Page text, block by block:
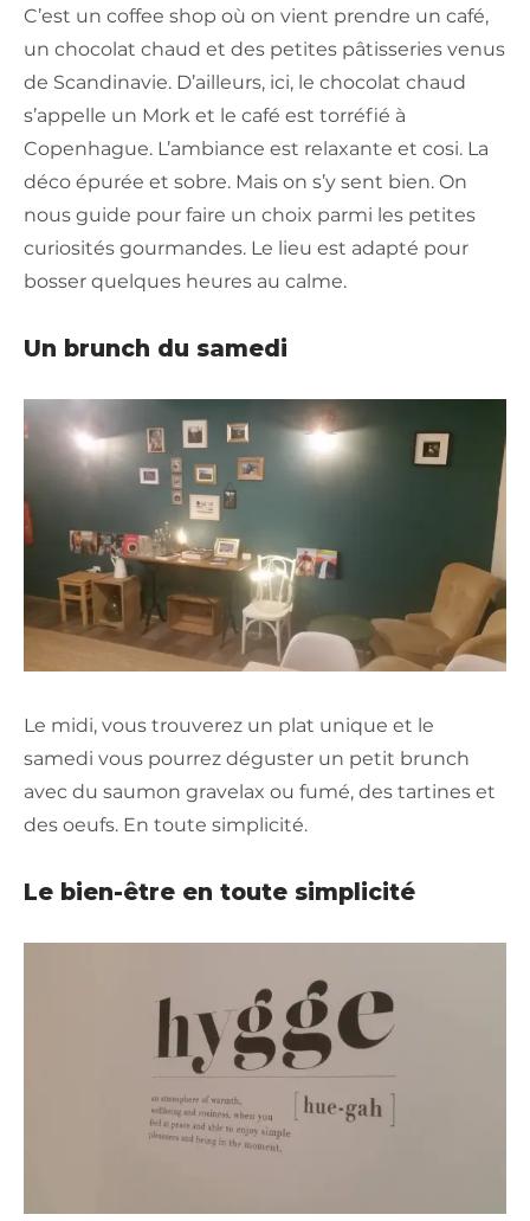
C’est un coffee shop où on vient prendre un café,
un chocolat chaud et des petites pâtisseries venus
de Scandinavie. D’ailleurs, ici, le chocolat chaud
s’appelle un Mork et le café est torréfié à
Copenhague. L’ambiance est relaxante et cosi. La
déco épurée et sobre. Mais on s’y sent bien. On
nous guide pour faire un choix parmi les petites
curiosités gourmandes. Le lieu est adapté pour
bosser quelques heures au calme.
Un brunch du samedi
Le midi, vous trouverez un plat unique et le
samedi vous pourrez déguster un petit brunch
avec du saumon gravelax ou fumé, des tartines et
des oeufs. En toute simplicité.
Le bien-être en toute simplicité